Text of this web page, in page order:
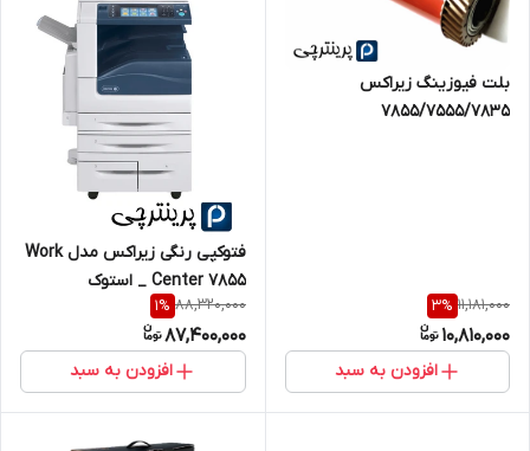
بلت فیوزینگ زیراکس
7855/7555/7835
11,181,000
3%
10,810,000
افزودن به سبد
فتوکپی رنگی زیراکس مدل Work
Center 7855 _ استوک
88,320,000
1%
87,400,000
افزودن به سبد